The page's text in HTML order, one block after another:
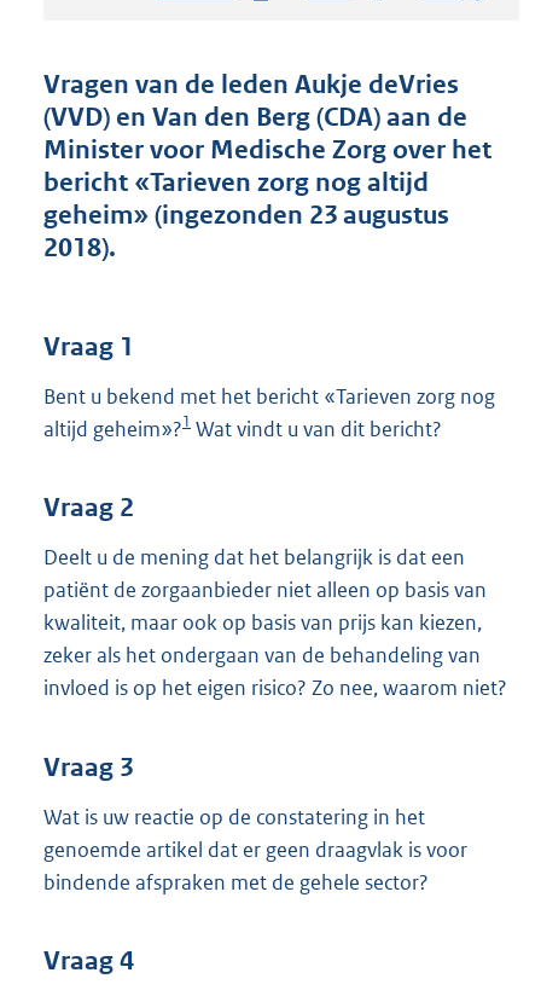
n
d
s
g
r
o
K
b
Vragen van de leden Aukje deVries
(VVD) en Van den Berg (CDA) aan de
Minister voor Medische Zorg over het
bericht «Tarieven zorg nog altijd
geheim» (ingezonden 23 augustus
2018).
Vraag 1
Bent u bekend met het bericht «Tarieven zorg nog
altijd geheim»?1 Wat vindt u van dit bericht?
Vraag 2
Deelt u de mening dat het belangrijk is dat een
patiënt de zorgaanbieder niet alleen op basis van
kwaliteit, maar ook op basis van prijs kan kiezen,
zeker als het ondergaan van de behandeling van
invloed is op het eigen risico? Zo nee, waarom niet?
Vraag 3
Wat is uw reactie op de constatering in het
genoemde artikel dat er geen draagvlak is voor
bindende afspraken met de gehele sector?
Vraag 4